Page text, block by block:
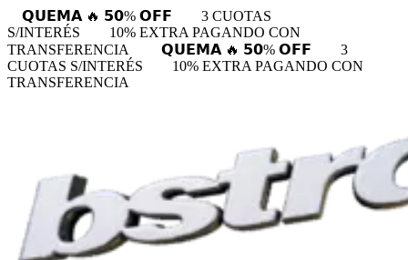
𝗤𝗨𝗘𝗠𝗔 🔥 𝟱𝟬% 𝗢𝗙𝗙
3 CUOTAS
S/INTERÉS
10% EXTRA PAGANDO CON
TRANSFERENCIA
𝗤𝗨𝗘𝗠𝗔 🔥 𝟱𝟬% 𝗢𝗙𝗙
3
CUOTAS S/INTERÉS
10% EXTRA PAGANDO CON
TRANSFERENCIA